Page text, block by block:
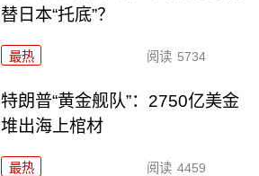
替日本“托底”？
最热 阅读 5734
特朗普“黄金舰队”：2750亿美金
堆出海上棺材
最热 阅读 4459